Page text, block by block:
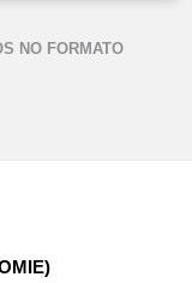
NO FORMATO